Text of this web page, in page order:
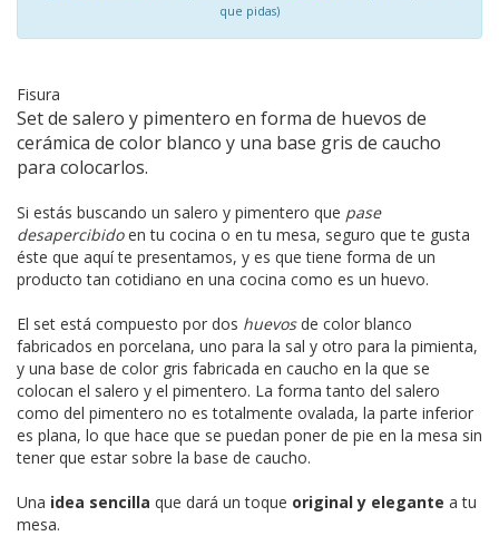
que pidas)
Fisura
Set de salero y pimentero en forma de huevos de
cerámica de color blanco y una base gris de caucho
para colocarlos.
Si estás buscando un salero y pimentero que pase
desapercibidoen tu cocina o en tu mesa, seguro que te gusta
éste que aquí te presentamos, y es que tiene forma de un
producto tan cotidiano en una cocina como es un huevo.
El set está compuesto por dos huevosde color blanco
fabricados en porcelana, uno para la sal y otro para la pimienta,
y una base de color gris fabricada en caucho en la que se
colocan el salero y el pimentero. La forma tanto del salero
como del pimentero no es totalmente ovalada, la parte inferior
es plana, lo que hace que se puedan poner de pie en la mesa sin
tener que estar sobre la base de caucho.
Una idea sencilla que dará un toque original y elegante a tu
mesa.